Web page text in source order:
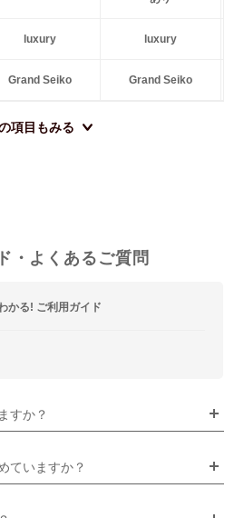
luxury luxury
Grand Seiko Grand Seiko
項目もみる
・よくあるご質問
かる! ご利用ガイド
すか？
ていますか？